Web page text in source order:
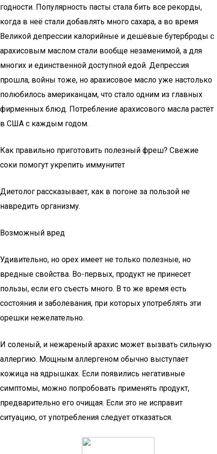
годности. Популярность пасты стала бить все рекорды,
когда в неё стали добавлять много сахара, а во время
Великой депрессии калорийные и дешёвые бутерброды с
арахисовым маслом стали вообще незаменимой, а для
многих и единственной доступной едой. Депрессия
прошла, войны тоже, но арахисовое масло уже настолько
полюбилось американцам, что стало одним из главных
фирменных блюд. Потребление арахисового масла растёт
в США с каждым годом.
Как правильно приготовить полезный фреш? Свежие
соки помогут укрепить иммунитет
Диетолог рассказывает, как в погоне за пользой не
навредить организму.
Возможный вред
Удивительно, но орех имеет не только полезные, но
вредные свойства. Во-первых, продукт не принесет
пользы, если его съесть много. В то же время есть
состояния и заболевания, при которых употреблять эти
орешки нежелательно.
И соленый, и нежареный арахис может вызвать сильную
аллергию. Мощным аллергеном обычно выступает
кожица на ядрышках. Если появились негативные
симптомы, можно попробовать применять продукт,
предварительно его очищая. Если это не исправит
ситуацию, от употребления следует отказаться.